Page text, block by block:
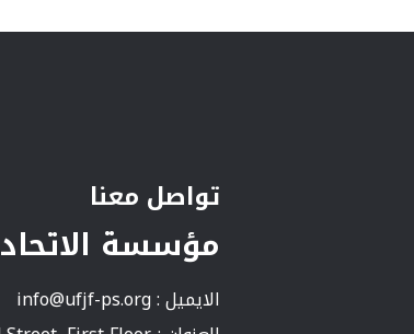
تواصل معنا
مؤسسة
الايميل :info@ufjf-ps.org